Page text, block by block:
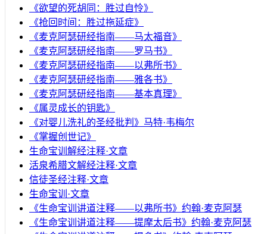
《欲望的死胡同：胜过自怜》
《抢回时间：胜过拖延症》
《麦克阿瑟研经指南——马太福音》
《麦克阿瑟研经指南——罗马书》
《麦克阿瑟研经指南——以弗所书》
《麦克阿瑟研经指南——雅各书》
《麦克阿瑟研经指南——基本真理》
《属灵成长的钥匙》
《对婴儿洗礼的圣经批判》马特·韦梅尔
《掌握创世记》
生命宝训解经注释·文章
活泉希腊文解经注释·文章
信徒圣经注释·文章
生命宝训·文章
《生命宝训讲道注释——以弗所书》约翰·麦克阿瑟
《生命宝训讲道注释——提摩太后书》约翰·麦克阿瑟